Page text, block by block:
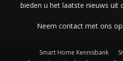
bieden u het laatste nieuws uit
Neem contact met ons op:
Smart Home Kennisbank